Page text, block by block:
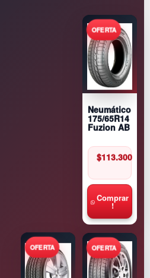
Neumático
175/65R14
Fuzion AB
$113.300
Comprar
!